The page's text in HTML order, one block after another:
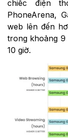
chiếc điện
PhoneArena,
web lên đến
trong khoảng 9
10 giờ.